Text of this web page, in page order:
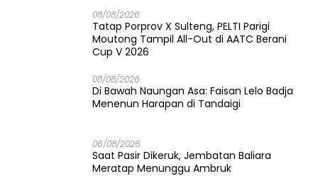
08/08/2026
Tatap Porprov X Sulteng, PELTI Parigi
Moutong Tampil All-Out di AATC Berani
Cup V 2026
08/08/2026
Di Bawah Naungan Asa: Faisan Lelo Badja
Menenun Harapan di Tandaigi
06/08/2026
Saat Pasir Dikeruk, Jembatan Baliara
Meratap Menunggu Ambruk